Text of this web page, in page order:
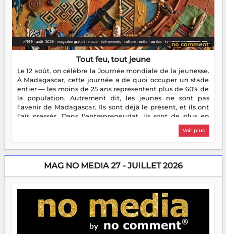
Tout feu, tout jeune
Le 12 août, on célèbre la Journée mondiale de la jeunesse.
À Madagascar, cette journée a de quoi occuper un stade
entier — les moins de 25 ans représentent plus de 60% de
la population. Autrement dit, les jeunes ne sont pas
l'avenir de Madagascar. Ils sont déjà le présent, et ils ont
l'air pressés. Dans l'entrepreneuriat, ils sont de plus en
plus nombreux à se lancer, à créer, à risquer — souvent
sans filet, souvent sans aide, mais toujours avec cette
dorment vraiment la nuit. En culture, les nouvelles sont
encore meilleures. Aina Rasamoelina vient de décrocher le
Prix RFI Instrumental Afrique. Miangaly Elia rafle le Prix
jeunes qui tiennent la torche. Alors oui, on pourrait
s'arrêter là, applaudir et rentrer chez soi satisfait. Mais ce
serait passer à côté d'une chose essentielle. La fougue, ça
brûle fort — et parfois, ça brûle vite. Une flamme sans
direction peut éclairer autant qu'elle peut consumer. C'est
Voir plus
MAG NO MEDIA 27 - JUILLET 2026